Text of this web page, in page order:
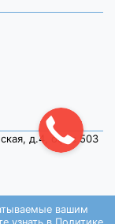
д.4, офис 503
вашим